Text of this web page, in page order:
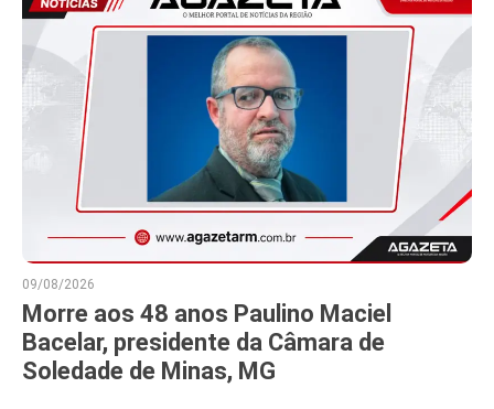
09/08/2026
Morre aos 48 anos Paulino Maciel
Bacelar, presidente da Câmara de
Soledade de Minas, MG